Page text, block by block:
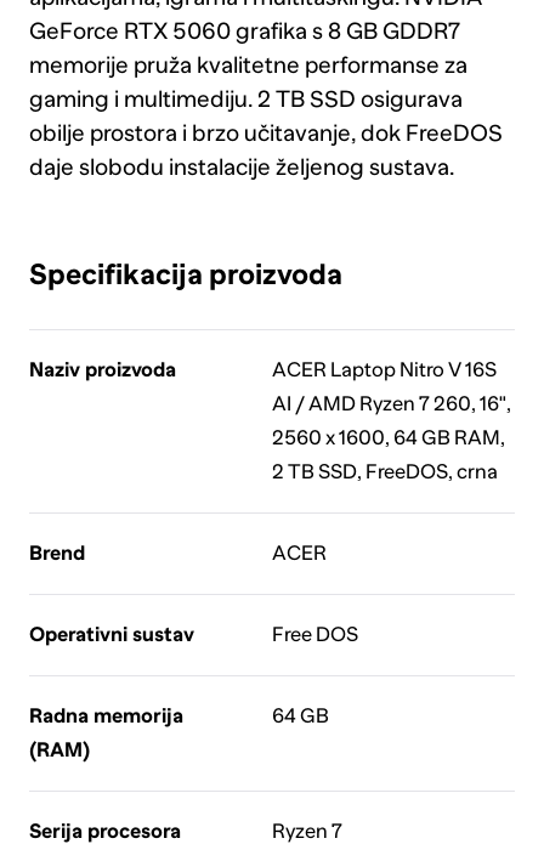
GeForce RTX 5060 grafika s 8 GB GDDR7
memorije pruža kvalitetne performanse za
gaming i multimediju. 2 TB SSD osigurava
obilje prostora i brzo učitavanje, dok FreeDOS
daje slobodu instalacije željenog sustava.
Specifikacija proizvoda
Naziv proizvoda
ACER Laptop Nitro V 16S
AI / AMD Ryzen 7 260, 16",
2560 x 1600, 64 GB RAM,
2 TB SSD, FreeDOS, crna
Brend ACER
Operativni sustav Free DOS
Radna memorija
(RAM)
64 GB
Serija procesora Ryzen 7